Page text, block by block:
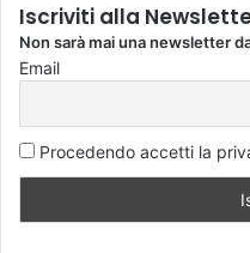
Iscriviti alla
Non sarà mai una newsletter
Email
Procedendo accetti la